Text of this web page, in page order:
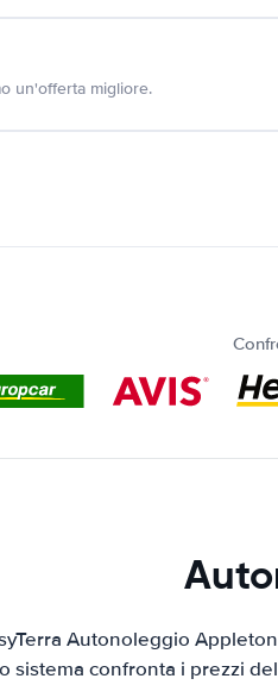
un'offerta migliore.
Autonoleggio
sistema confronta i prezzi